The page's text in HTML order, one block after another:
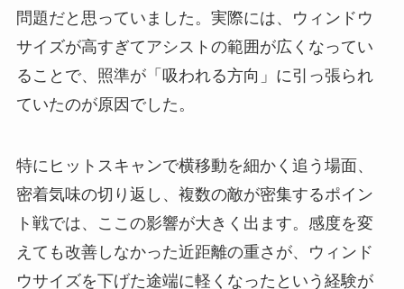
問題だと思っていました。実際には、ウィンドウ
サイズが高すぎてアシストの範囲が広くなってい
ることで、照準が「吸われる方向」に引っ張られ
ていたのが原因でした。
特にヒットスキャンで横移動を細かく追う場面、
密着気味の切り返し、複数の敵が密集するポイン
ト戦では、ここの影響が大きく出ます。感度を変
えても改善しなかった近距離の重さが、ウィンド
ウサイズを下げた途端に軽くなったという経験が